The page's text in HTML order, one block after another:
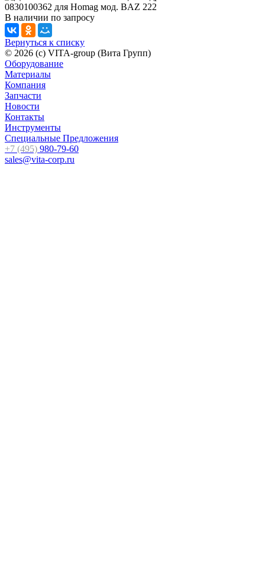
В наличии по запросу
Вернуться к списку
© 2026 (c) VITA-group (Вита Групп)
Оборудование
Материалы
Компания
Запчасти
Новости
Контакты
Инструменты
Специальные Предложения
+7 (495) 980-79-60
sales@vita-corp.ru